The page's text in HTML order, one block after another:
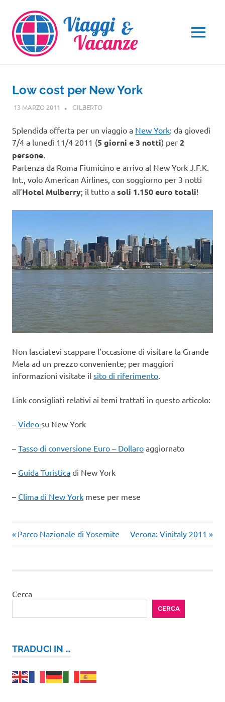
contenuto
MENU
Low cost per New York
13 MARZO 2011 GILBERTOGUIDE
Splendida offerta per un viaggio a New York: da giovedì
7/4 a lunedì 11/4 2011 (5 giorni e 3 notti) per 2
persone.
Partenza da Roma Fiumicino e arrivo al New York J.F.K.
Int., volo American Airlines, con soggiorno per 3 notti
all’Hotel Mulberry; il tutto a soli 1.150 euro totali!
Non lasciatevi scappare l’occasione di visitare la Grande
Mela ad un prezzo conveniente; per maggiori
informazioni visitate il sito di riferimento
Link consigliati relativi ai temi trattati in questo articolo:
– Video su New York
– Tasso di conversione Euro – Dollaro aggiornato
– Guida Turistica di New York
– Clima di New York mese per mese
Navigazione
Articolo
precedente:
Parco Nazionale di Yosemite
Articolo
successivo:
Verona: Vinitaly 2011
Cerca
CERCA
TRADUCI IN …